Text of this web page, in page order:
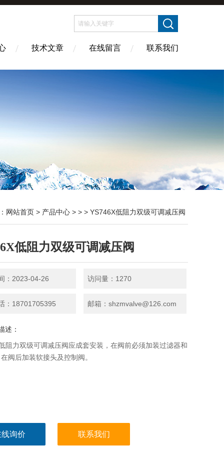
技术文章 在线留言 联系我们
网站首页 > 产品中心 > > > YS746X低阻力双级可调减压阀
低阻力双级可调减压阀
：2023-04-26 访问量：1270
：18701705395 邮箱：shzmvalve@126.com
述：
阻力双级可调减压阀应成套安装，在阀前必须加装过滤器和
阀后加装软接头及控制阀。
询价 联系我们